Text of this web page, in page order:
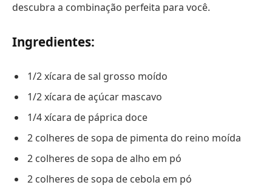
descubra a combinação perfeita para você.
Ingredientes:
1/2 xícara de sal grosso moído
1/2 xícara de açúcar mascavo
1/4 xícara de páprica doce
2 colheres de sopa de pimenta do reino moída
2 colheres de sopa de alho em pó
2 colheres de sopa de cebola em pó